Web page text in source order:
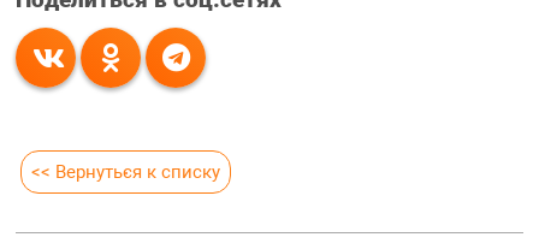
<< Вернуться к списку